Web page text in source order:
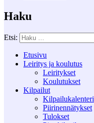
Haku
Etsi:
Etusivu
Leiritys ja koulutus
Leiritykset
Koulutukset
Kilpailut
Kilpailukalenteri
Piirinennätykset
Tulokset